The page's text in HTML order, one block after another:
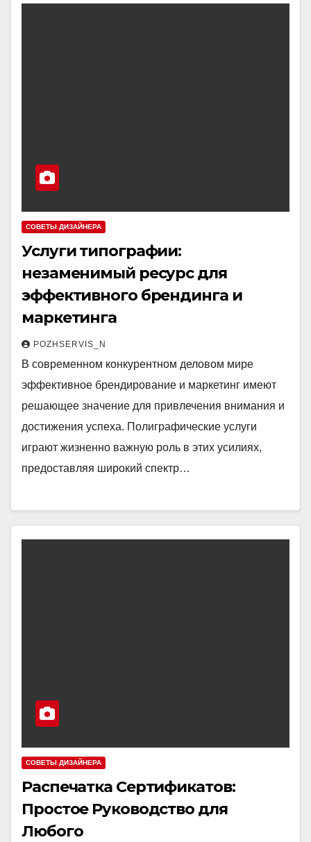
СОВЕТЫ ДИЗАЙНЕРА
Услуги типографии:
незаменимый ресурс для
эффективного брендинга и
маркетинга
POZHSERVIS_N
В современном конкурентном деловом мире
эффективное брендирование и маркетинг имеют
решающее значение для привлечения внимания и
достижения успеха. Полиграфические услуги
играют жизненно важную роль в этих усилиях,
предоставляя широкий спектр…
СОВЕТЫ ДИЗАЙНЕРА
Распечатка Сертификатов:
Простое Руководство для
Любого